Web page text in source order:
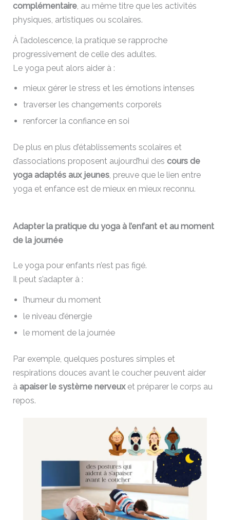
complémentaire, au même titre que les activités
physiques, artistiques ou scolaires.
À l’adolescence, la pratique se rapproche
progressivement de celle des adultes.
Le yoga peut alors aider à :
mieux gérer le stress et les émotions intenses
traverser les changements corporels
renforcer la confiance en soi
De plus en plus d’établissements scolaires et
d’associations proposent aujourd’hui des cours de
yoga adaptés aux jeunes, preuve que le lien entre
yoga et enfance est de mieux en mieux reconnu.
Adapter la pratique du yoga à l’enfant et au moment
de la journée
Le yoga pour enfants n’est pas figé.
Il peut s’adapter à :
l’humeur du moment
le niveau d’énergie
le moment de la journée
Par exemple, quelques postures simples et
respirations douces avant le coucher peuvent aider
à apaiser le système nerveuxet préparer le corps au
repos.